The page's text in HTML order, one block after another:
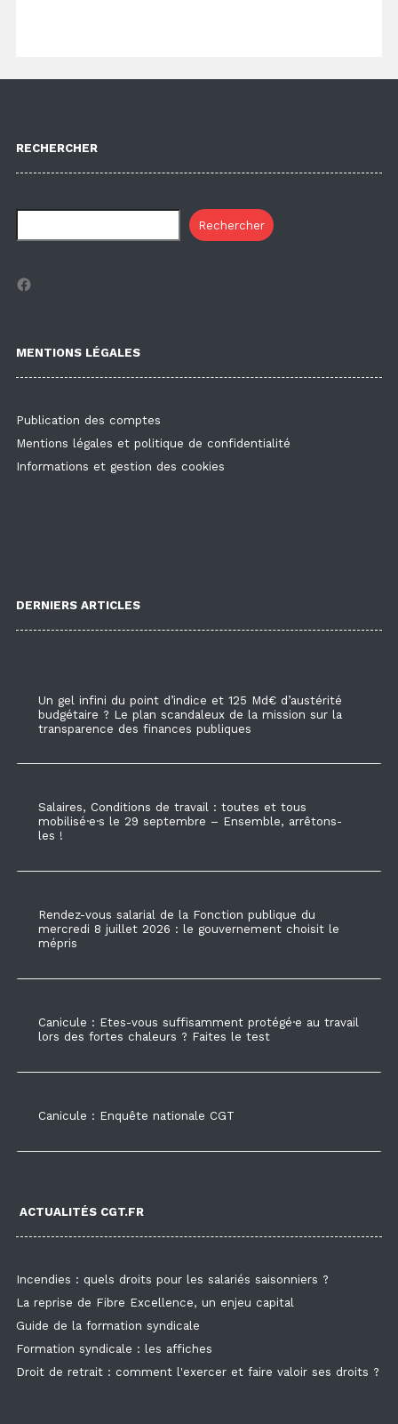
RECHERCHER
Rechercher
Facebook
MENTIONS LÉGALES
Publication des comptes
Mentions légales et politique de confidentialité
Informations et gestion des cookies
DERNIERS ARTICLES
Un gel infini du point d’indice et 125 Md€ d’austérité
budgétaire ? Le plan scandaleux de la mission sur la
transparence des finances publiques
Salaires, Conditions de travail : toutes et tous
mobilisé·e·s le 29 septembre – Ensemble, arrêtons-
les !
Rendez-vous salarial de la Fonction publique du
mercredi 8 juillet 2026 : le gouvernement choisit le
mépris
Canicule : Etes-vous suffisamment protégé·e au travail
lors des fortes chaleurs ? Faites le test
Canicule : Enquête nationale CGT
ACTUALITÉS CGT.FR
Incendies : quels droits pour les salariés saisonniers ?
La reprise de Fibre Excellence, un enjeu capital
Guide de la formation syndicale
Formation syndicale : les affiches
Droit de retrait : comment l'exercer et faire valoir ses droits ?